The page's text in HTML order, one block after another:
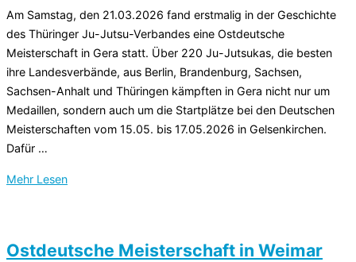
den
TJJV“
Am Samstag, den 21.03.2026 fand erstmalig in der Geschichte
des Thüringer Ju-Jutsu-Verbandes eine Ostdeutsche
Meisterschaft in Gera statt. Über 220 Ju-Jutsukas, die besten
ihre Landesverbände, aus Berlin, Brandenburg, Sachsen,
Sachsen-Anhalt und Thüringen kämpften in Gera nicht nur um
Medaillen, sondern auch um die Startplätze bei den Deutschen
Meisterschaften vom 15.05. bis 17.05.2026 in Gelsenkirchen.
Dafür …
Mehr über
Ju-
Lesen
Ostdeutsche Meisterschaft in Weimar